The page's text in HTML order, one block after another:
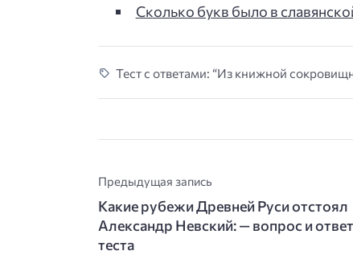
Сколько букв было в
Тест с ответами: “Из книжной
Предыдущая запись
Какие рубежи Древней Руси отстоял
Александр Невский: — вопрос и ответ
теста